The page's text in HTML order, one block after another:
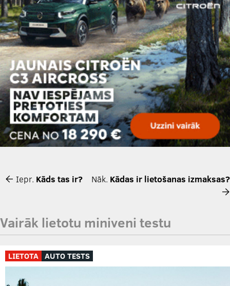
Iepr. Kāds tas ir? Nāk. Kādas ir lietošanas izmaksas?
Vairāk lietotu miniveni testu
LIETOTA AUTO TESTS